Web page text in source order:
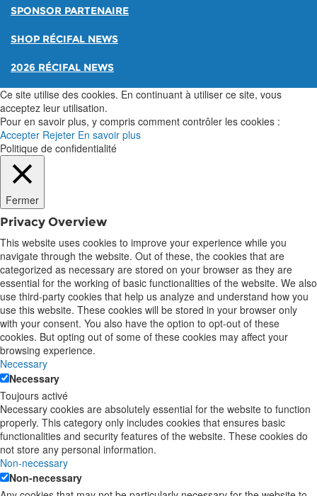
SPONSOR PARTENAIRE
SHOP RÉCIFAL NEWS
2026 RÉCIFAL NEWS
Ce site utilise des cookies. En continuant à utiliser ce site, vous
acceptez leur utilisation.
Pour en savoir plus, y compris comment contrôler les cookies :
Accepter Rejeter En savoir plus
Politique de confidentialité
Fermer
Privacy Overview
This website uses cookies to improve your experience while you
navigate through the website. Out of these, the cookies that are
categorized as necessary are stored on your browser as they are
essential for the working of basic functionalities of the website. We also
use third-party cookies that help us analyze and understand how you
use this website. These cookies will be stored in your browser only
with your consent. You also have the option to opt-out of these
cookies. But opting out of some of these cookies may affect your
browsing experience.
Necessary
Necessary
Toujours activé
Necessary cookies are absolutely essential for the website to function
properly. This category only includes cookies that ensures basic
functionalities and security features of the website. These cookies do
not store any personal information.
Non-necessary
Non-necessary